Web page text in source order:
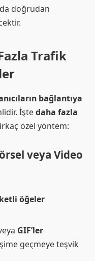
doğrudan
Trafik
bağlantıya
İştedaha fazla
özel yöntem:
veya Video
öğeler
GIF’ler
geçmeye teşvik